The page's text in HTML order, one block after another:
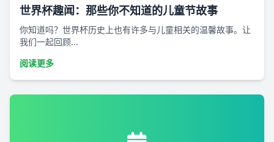
世界杯趣闻：那些你不知道的儿童节故事
你知道吗？世界杯历史上也有许多与儿童相关的温馨故事。让
我们一起回顾...
阅读更多